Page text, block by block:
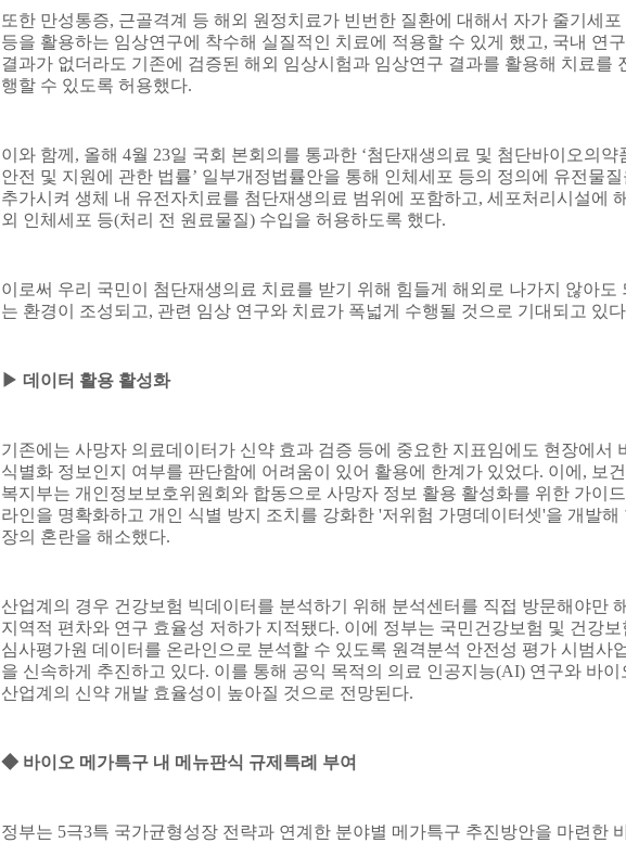
또한 만성통증, 근골격계 등 해외 원정치료가 빈번한 질환에 대해서 자가 줄기세포
등을 활용하는 임상연구에 착수해 실질적인 치료에 적용할 수 있게 했고, 국내 연구
결과가 없더라도 기존에 검증된 해외 임상시험과 임상연구 결과를 활용해 치료를
행할 수 있도록 허용했다.
이와 함께 , 올해 4월 23일 국회 본회의를 통과한 ‘첨단재생의료 및 첨단바이오의약
안전 및 지원에 관한 법률’ 일부개정법률안을 통해 인체세포 등의 정의에 유전물질
추가시켜 생체 내 유전자치료를 첨단재생의료 범위에 포함하고, 세포처리시설에 해
외 인체세포 등(처리 전 원료물질) 수입을 허용하도록 했다.
이로써 우리 국민이 첨단재생의료 치료를 받기 위해 힘들게 해외로 나가지 않아도
는 환경이 조성되고, 관련 임상 연구와 치료가 폭넓게 수행될 것으로 기대되고 있다
▶ 데이터 활용 활성화
기존에는 사망자 의료데이터가 신약 효과 검증 등에 중요한 지표임에도 현장에서 비
식별화 정보인지 여부를 판단함에 어려움이 있어 활용에 한계가 있었다. 이에 , 보건
복지부는 개인정보보호위원회와 합동으로 사망자 정보 활용 활성화를 위한 가이드
라인을 명확화하고 개인 식별 방지 조치를 강화한 '저위험 가명데이터셋'을 개발해
장의 혼란을 해소했다.
산업계의 경우 건강보험 빅데이터를 분석하기 위해 분석센터를 직접 방문해야만 해
지역적 편차와 연구 효율성 저하가 지적됐다. 이에 정부는 국민건강보험 및 건강보
심사평가원 데이터를 온라인으로 분석할 수 있도록 원격분석 안전성 평가 시범사
을 신속하게 추진하고 있다. 이를 통해 공익 목적의 의료 인공지능(AI) 연구와 바이
산업계의 신약 개발 효율성이 높아질 것으로 전망된다.
◆ 바이오 메가특구 내 메뉴판식 규제특례 부여
정부는 5극3특 국가균형성장 전략과 연계한 분야별 메가특구 추진방안을 마련한